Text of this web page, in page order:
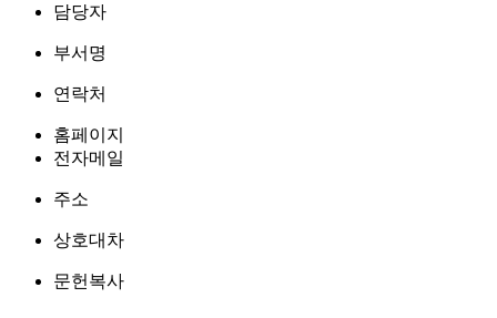
담당자
부서명
연락처
홈페이지
전자메일
주소
상호대차
문헌복사